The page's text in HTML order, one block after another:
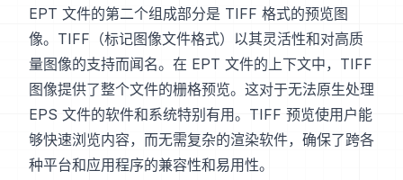
EPT 文件的第二个组成部分是 TIFF 格式的预览图
像。TIFF（标记图像文件格式）以其灵活性和对高质
量图像的支持而闻名。在 EPT 文件的上下文中，TIFF
图像提供了整个文件的栅格预览。这对于无法原生处理
EPS 文件的软件和系统特别有用。TIFF 预览使用户能
够快速浏览内容，而无需复杂的渲染软件，确保了跨各
种平台和应用程序的兼容性和易用性。